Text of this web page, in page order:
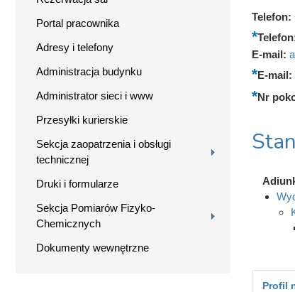
Portal pracownika
Adresy i telefony
Administracja budynku
Administrator sieci i www
Przesyłki kurierskie
Sekcja zaopatrzenia i obsługi
technicznej
Druki i formularze
Sekcja Pomiarów Fizyko-
Chemicznych
Dokumenty wewnętrzne
Telefon:
E-mail:
E-mail:
Nr
Profil